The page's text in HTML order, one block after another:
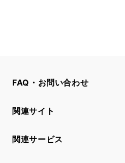
FAQ・お問い合わせ
関連サイト
関連サービス